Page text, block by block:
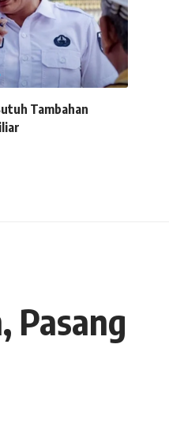
Tambahan
Pasang